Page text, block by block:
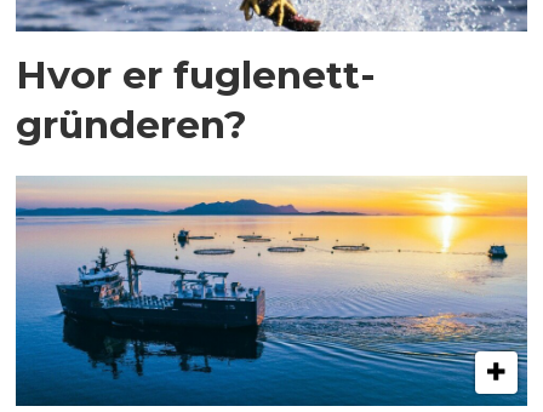
Hvor er fuglenett-
gründeren?